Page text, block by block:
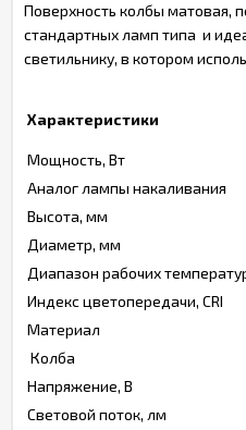
Поверхность колбы матовая,
стандартных ламп типа и
светильнику, в котором
Характеристики
Мощность, Вт
Аналог лампы накаливания
Высота, мм
Диаметр, мм
Диапазон рабочих
Индекс цветопередачи, CRI
Материал
Колба
Напряжение, В
Световой поток, лм